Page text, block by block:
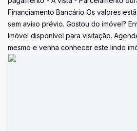
Financiamento Bancário Os valores
sem aviso prévio. Gostou do imóvel?
Imóvel disponível para visitação.
mesmo e venha conhecer este lindo